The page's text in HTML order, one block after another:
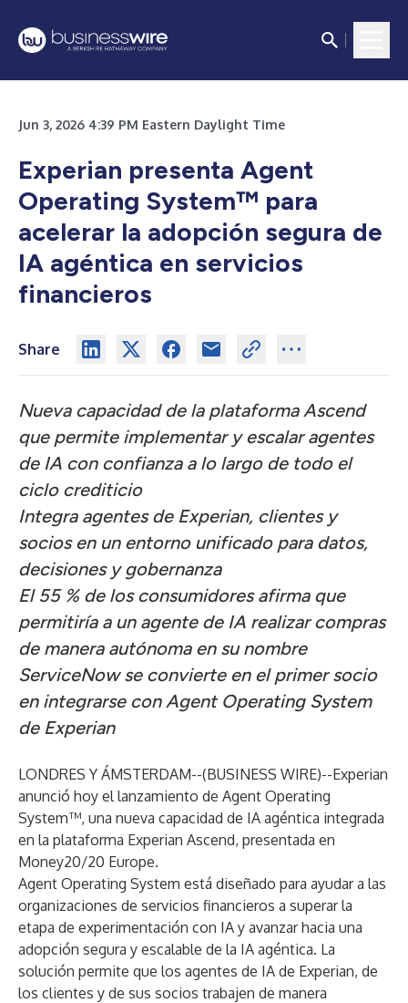
Jun 3, 2026 4:39 PM Eastern Daylight Time
Experian presenta Agent
Operating System™ para
acelerar la adopción segura de
IA agéntica en servicios
financieros
Share
Nueva capacidad de la plataforma Ascend
que permite implementar y escalar agentes
de IA con confianza a lo largo de todo el
ciclo crediticio
Integra agentes de Experian, clientes y
socios en un entorno unificado para datos,
decisiones y gobernanza
El 55 % de los consumidores afirma que
permitiría a un agente de IA realizar compras
de manera autónoma en su nombre
ServiceNow se convierte en el primer socio
en integrarse con Agent Operating System
de Experian
LONDRES Y ÁMSTERDAM--(BUSINESS WIRE)--Experian
anunció hoy el lanzamiento de Agent Operating
System™, una nueva capacidad de IA agéntica integrada
en la plataforma Experian Ascend, presentada en
Money20/20 Europe.
Agent Operating System está diseñado para ayudar a las
organizaciones de servicios financieros a superar la
etapa de experimentación con IA y avanzar hacia una
adopción segura y escalable de la IA agéntica. La
solución permite que los agentes de IA de Experian, de
los clientes y de sus socios trabajen de manera